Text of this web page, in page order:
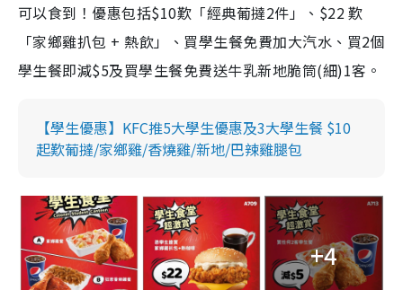
可以食到！優惠包括$10歎「經典葡撻2件」、$22 歎
「家鄉雞扒包 + 熱飲」、買學生餐免費加大汽水、買2個
學生餐即減$5及買學生餐免費送牛乳新地脆筒(細)1客。
【學生優惠】KFC推5大學生優惠及3大學生餐 $10
起歎葡撻/家鄉雞/香燒雞/新地/巴辣雞腿包
+4